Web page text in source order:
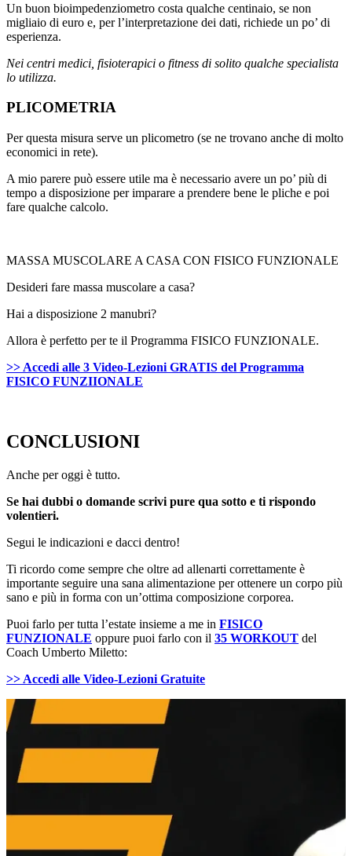
Un buon bioimpedenziometro costa qualche centinaio, se non
migliaio di euro e, per l’interpretazione dei dati, richiede un po’ di
esperienza.
Nei centri medici, fisioterapici o fitness di solito qualche specialista
lo utilizza.
PLICOMETRIA
Per questa misura serve un plicometro (se ne trovano anche di molto
economici in rete).
A mio parere può essere utile ma è necessario avere un po’ più di
tempo a disposizione per imparare a prendere bene le pliche e poi
fare qualche calcolo.
MASSA MUSCOLARE A CASA CON FISICO FUNZIONALE
Desideri fare massa muscolare a casa?
Hai a disposizione 2 manubri?
Allora è perfetto per te il Programma FISICO FUNZIONALE.
>> Accedi alle 3 Video-Lezioni GRATIS del Programma
FISICO FUNZIIONALE
CONCLUSIONI
Anche per oggi è tutto.
Se hai dubbi o domande scrivi pure qua sotto e ti rispondo
volentieri.
Segui le indicazioni e dacci dentro!
Ti ricordo come sempre che oltre ad allenarti correttamente è
importante seguire una sana alimentazione per ottenere un corpo più
sano e più in forma con un’ottima composizione corporea.
Puoi farlo per tutta l’estate insieme a me in FISICO
FUNZIONALE oppure puoi farlo con il 35 WORKOUT del
Coach Umberto Miletto:
>> Accedi alle Video-Lezioni Gratuite